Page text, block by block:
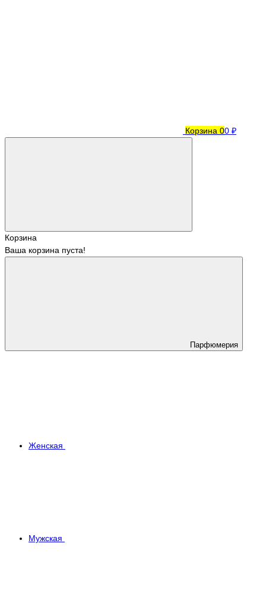
Корзина 00 ₽
Корзина
Ваша корзина пуста!
Парфюмерия
Женская
Мужская